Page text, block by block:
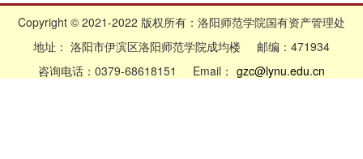
Copyright © 2021-2022 版权所有：洛阳师范学院国有资产管理处
地址： 洛阳市伊滨区洛阳师范学院成均楼 邮编：471934
咨询电话：0379-68618151 Email： gzc@lynu.edu.cn